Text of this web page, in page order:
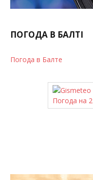
ПОГОДА В БАЛТІ
Погода в Балте
Погода на